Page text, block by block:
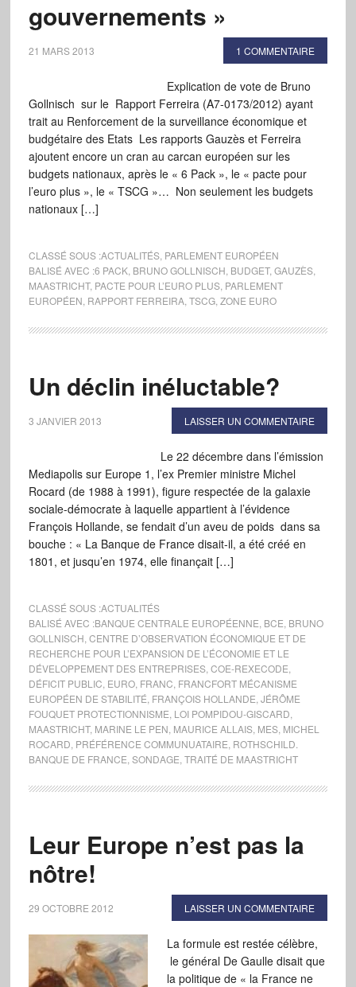
gouvernements »
21 MARS 2013 1 COMMENTAIRE
Explication de vote de Bruno
Gollnisch sur le Rapport Ferreira (A7-0173/2012) ayant
trait au Renforcement de la surveillance économique et
budgétaire des Etats Les rapports Gauzès et Ferreira
ajoutent encore un cran au carcan européen sur les
budgets nationaux, après le « 6 Pack », le « pacte pour
l’euro plus », le « TSCG »… Non seulement les budgets
nationaux […]
CLASSÉ SOUS :ACTUALITÉS, PARLEMENT EUROPÉEN
BALISÉ AVEC :6 PACK, BRUNO GOLLNISCH BUDGET, GAUZÈS,
MAASTRICHT, PACTE POUR L’EURO PLUS, PARLEMENT
EUROPÉEN RAPPORT FERREIRA, TSCG, ZONE EURO
Un déclin inéluctable?
3 JANVIER 2013 LAISSER UN COMMENTAIRE
Le 22 décembre dans l’émission
Mediapolis sur Europe 1, l’ex Premier ministre Michel
Rocard (de 1988 à 1991), figure respectée de la galaxie
sociale-démocrate à laquelle appartient à l’évidence
François Hollande, se fendait d’un aveu de poids dans sa
bouche : « La Banque de France disait-il, a été créé en
1801, et jusqu’en 1974, elle finançait […]
CLASSÉ SOUS :ACTUALITÉS
BALISÉ AVEC :BANQUE CENTRALE EUROPÉENNE BCE BRUNO
GOLLNISCH CENTRE D’OBSERVATION ÉCONOMIQUE ET DE
RECHERCHE POUR L’EXPANSION DE L’ÉCONOMIE ET LE
DÉVELOPPEMENT DES ENTREPRISES, COE-REXECODE
DÉFICIT PUBLIC EURO, FRANC FRANCFORT MÉCANISME
EUROPÉEN DE STABILITÉ FRANÇOIS HOLLANDE JÉRÔME
FOUQUET PROTECTIONNISME LOI POMPIDOU-GISCARD
MAASTRICHT, MARINE LE PEN MAURICE ALLAIS, MES, MICHEL
ROCARD PRÉFÉRENCE COMMUNUATAIRE ROTHSCHILD.
BANQUE DE FRANCE SONDAGE TRAITÉ DE MAASTRICHT
Leur Europe n’est pas la
nôtre!
29 OCTOBRE 2012 LAISSER UN COMMENTAIRE
La formule est restée célèbre,
le général De Gaulle disait que
la politique de « la France ne